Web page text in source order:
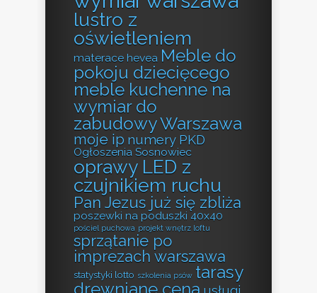
lustro z
oświetleniem
materace hevea Meble do
pokoju dziecięcego
meble kuchenne na
wymiar do
zabudowy Warszawa
moje ip numery PKD
Ogłoszenia Sosnowiec
oprawy LED z
czujnikiem ruchu
Pan Jezus już się zbliża
poszewki na poduszki 40x40
pościel puchowa projekt wnętrz loftu
sprzątanie po
imprezach warszawa
statystyki lotto szkolenia psów tarasy